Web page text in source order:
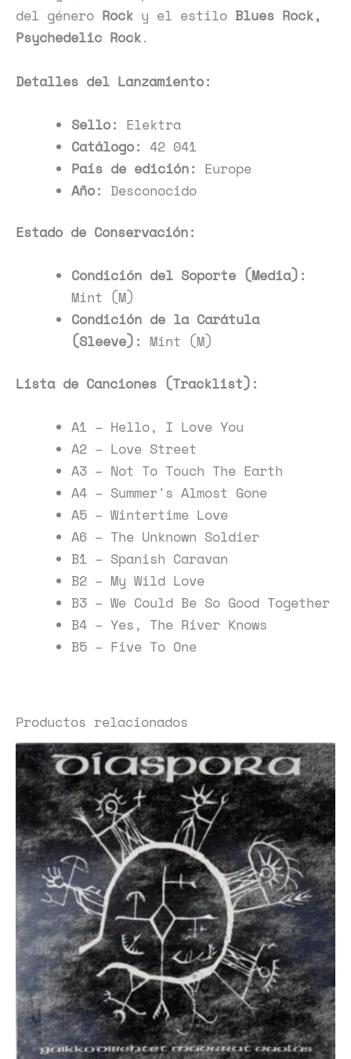
del género Rock y el estilo Blues Rock,
Psychedelic Rock.
Detalles del Lanzamiento:
Sello: Elektra
Catálogo: 42 041
País de edición: Europe
Año: Desconocido
Estado de Conservación:
Condición del Soporte (Media):
Mint (M)
Condición de la Carátula
(Sleeve): Mint (M)
Lista de Canciones (Tracklist):
A1 – Hello, I Love You
A2 – Love Street
A3 – Not To Touch The Earth
A4 – Summer's Almost Gone
A5 – Wintertime Love
A6 – The Unknown Soldier
B1 – Spanish Caravan
B2 – My Wild Love
B3 – We Could Be So Good Together
B4 – Yes, The River Knows
B5 – Five To One
Productos relacionados